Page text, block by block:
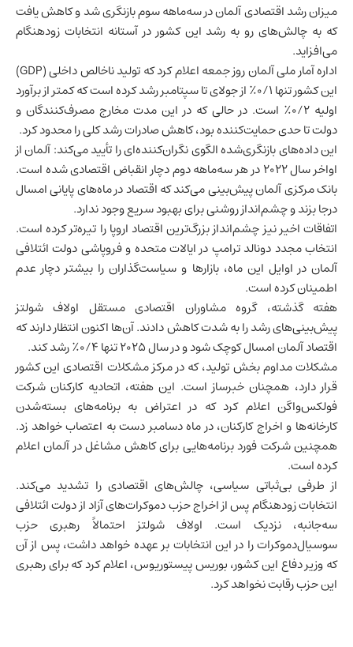
میزان رشد اقتصادی آلمان در سه‌ماهه سوم بازنگری شد و کاهش یافت
که به چالش‌های رو به رشد این کشور در آستانه انتخابات زودهنگام
می‌افزاید.
اداره آمار ملی آلمان روز جمعه اعلام کرد کهتولید ناخالص داخلی
(GDP)
این کشور تنها ۰/۱٪ از جولای تا سپتامبر رشد کرده است که کمتر از برآورد
اولیه ۰/۲٪ است. در حالی که در این مدت مخارج مصرف‌کنندگان و
دولت تا حدی حمایت‌کننده بود، کاهش صادرات رشد کلی را محدود کرد.
این داده‌های بازنگری‌شده الگوی نگران‌کننده‌ای را تأیید می‌کند: آلمان از
اواخر سال ۲۰۲۲ در هر سه‌ماهه دوم دچار انقباض اقتصادی شده است.
بانک مرکزی آلمان پیش‌بینی می‌کند که اقتصاد در ماه‌های پایانی امسال
درجا بزند و چشم‌انداز روشنی برای بهبود سریع وجود ندارد.
اتفاقات اخیر نیز چشم‌انداز بزرگ‌ترین اقتصاد اروپا را تیره‌تر کرده است.
انتخاب مجدد دونالد ترامپ درایالات متحدهو فروپاشی دولت ائتلافی
آلمان در اوایل این ماه، بازارها و سیاست‌گذاران را بیشتر دچار عدم
اطمینان کرده است.
هفته گذشته، گروه مشاوران اقتصادی مستقل اولاف شولتز
پیش‌بینی‌های رشد را به شدت کاهش دادند. آن‌ها اکنون انتظار دارند که
اقتصاد آلمانامسال کوچک شود و در سال ۲۰۲۵ تنها ۰/۴٪ رشد کند.
مشکلات مداوم بخش تولید، که در مرکز مشکلات اقتصادی این کشور
قرار دارد، همچنان خبرساز است. این هفته، اتحادیه کارکنان شرکت
فولکس‌واگن اعلام کرد که در اعتراض به برنامه‌های بسته‌شدن
کارخانه‌ها و اخراج کارکنان، در ماه دسامبر دست به اعتصاب خواهد زد.
همچنینشرکت فورد برنامه‌هایی برای کاهش مشاغل در آلمان اعلام
کرده است.
از طرفی بی‌ثباتی سیاسی، چالش‌های اقتصادی را تشدید می‌کند.
انتخابات زودهنگام پس از اخراج حزب دموکرات‌های آزاد از دولت ائتلافی
سه‌جانبه، نزدیک است. اولاف شولتز احتمالاً رهبری حزب
سوسیال‌دموکرات را در این انتخابات بر عهده خواهد داشت، پس از آن
که وزیر دفاع این کشور، بوریس پیستوریوس، اعلام کرد که برای رهبری
این حزب رقابت نخواهد کرد.